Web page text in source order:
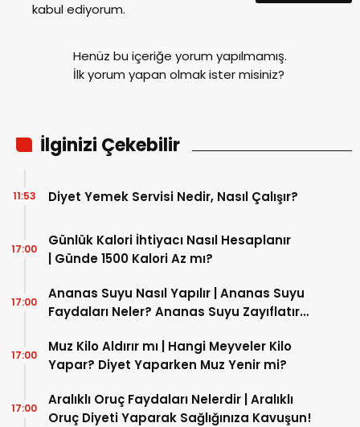
kabul ediyorum.
Henüz bu içeriğe yorum yapılmamış.
İlk yorum yapan olmak ister misiniz?
İlginizi Çekebilir
Diyet Yemek Servisi Nedir, Nasıl Çalışır?
11:53
Günlük Kalori İhtiyacı Nasıl Hesaplanır
| Günde 1500 Kalori Az mı?
17:00
Ananas Suyu Nasıl Yapılır | Ananas Suyu
Faydaları Neler? Ananas Suyu Zayıflatır
17:00
Muz Kilo Aldırır mı | Hangi Meyveler Kilo
Yapar? Diyet Yaparken Muz Yenir mi?
17:00
Aralıklı Oruç Faydaları Nelerdir | Aralıklı
Oruç Diyeti Yaparak Sağlığınıza Kavuşun!
17:00